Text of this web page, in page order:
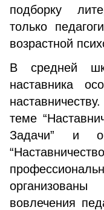
подборку
только
возрастной
В средней
наставника
теме
Задачи” и
вовлечения